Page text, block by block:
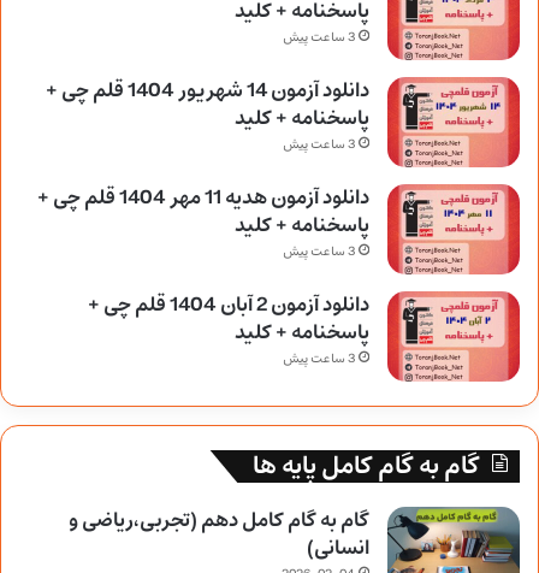
پاسخنامه + کلید
3 ساعت پیش
دانلود آزمون 14 شهریور 1404 قلم چی +
پاسخنامه + کلید
3 ساعت پیش
دانلود آزمون هدیه 11 مهر 1404 قلم چی +
پاسخنامه + کلید
3 ساعت پیش
دانلود آزمون 2 آبان 1404 قلم چی +
پاسخنامه + کلید
3 ساعت پیش
گام به گام کامل پایه ها
گام به گام کامل دهم (تجربی،ریاضی و
انسانی)